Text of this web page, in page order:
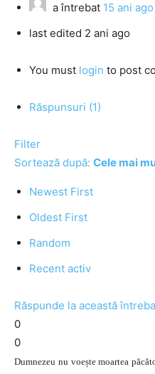
a întrebat 15 ani ago
last edited 2 ani ago
You must login to post
Răspunsuri (1)
Filter
Sortează după: Cele mai
Newest First
Oldest First
Random
Recent activ
Răspunde la această
0
0
Dumnezeu nu voește moartea